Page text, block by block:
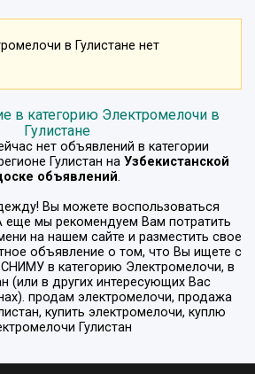
в Гулистане нет
в категорию Электромелочи в
Гулистане
нет объявлений в категории
Гулистан на Узбекистанской
объявлений.
Вы можете воспользоваться
еще мы рекомендуем Вам потратить
на нашем сайте и разместить свое
объявление о том, что Вы ищете с
в категорию Электромелочи, в
(или в других интересующих Вас
продам электромелочи, продажа
купить электромелочи, куплю
Гулистан